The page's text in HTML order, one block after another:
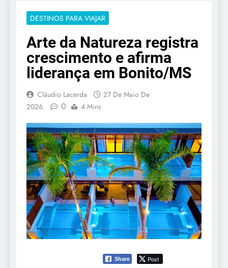
DESTINOS PARA VIAJAR
Arte da Natureza registra
crescimento e afirma
liderança em Bonito/MS
Cláudio Lacerda
27 De Maio De
2026
0 4 Mins
Share Post